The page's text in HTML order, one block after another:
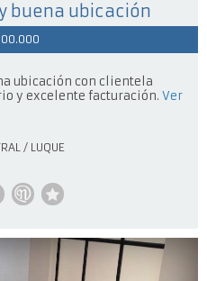
buena ubicación
ubicación con clientela
y excelente facturación. Ver
/ LUQUE